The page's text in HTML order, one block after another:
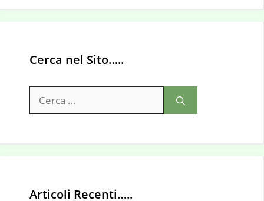
Cerca nel Sito…..
per:
Articoli Recenti…..